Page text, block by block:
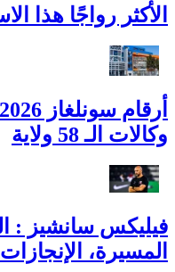
الأكثر رواجًا هذا
وكالات الـ 58 ولاية
فيليكس سانشيز :
المسيرة،